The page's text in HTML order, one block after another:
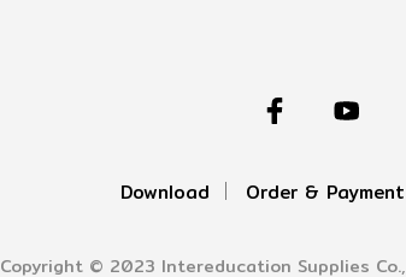
Download Order & Payment
Copyright © 2023 Intereducation Supplies